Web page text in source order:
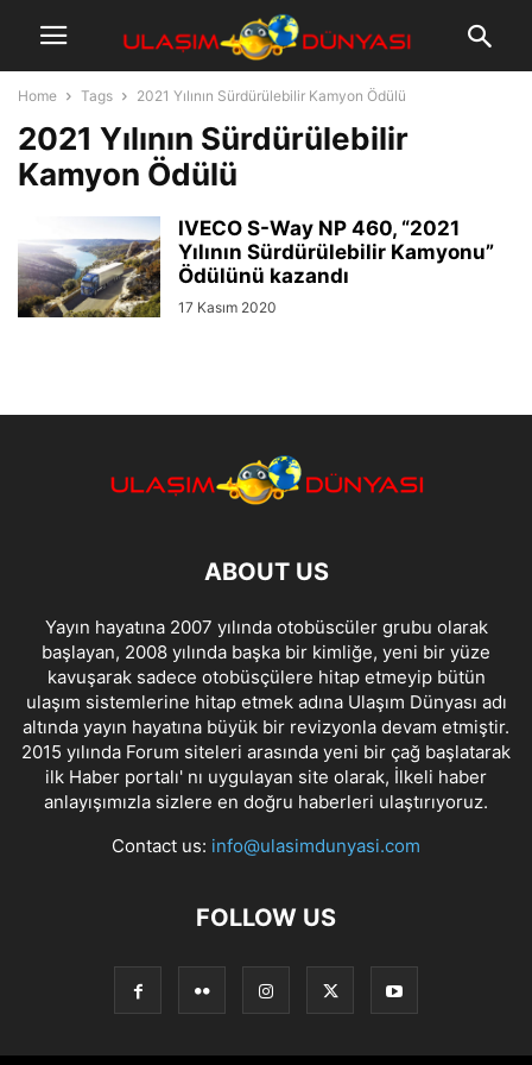
Home Tags 2021 Yılının Sürdürülebilir Kamyon Ödülü
2021 Yılının Sürdürülebilir
Kamyon Ödülü
IVECO S-Way NP 460, “2021
Yılının Sürdürülebilir Kamyonu”
Ödülünü kazandı
17 Kasım 2020
ABOUT US
Yayın hayatına 2007 yılında otobüscüler grubu olarak
başlayan, 2008 yılında başka bir kimliğe, yeni bir yüze
kavuşarak sadece otobüsçülere hitap etmeyip bütün
ulaşım sistemlerine hitap etmek adına Ulaşım Dünyası adı
altında yayın hayatına büyük bir revizyonla devam etmiştir.
2015 yılında Forum siteleri arasında yeni bir çağ başlatarak
ilk Haber portalı' nı uygulayan site olarak, İlkeli haber
anlayışımızla sizlere en doğru haberleri ulaştırıyoruz.
Contact us: info@ulasimdunyasi.com
FOLLOW US